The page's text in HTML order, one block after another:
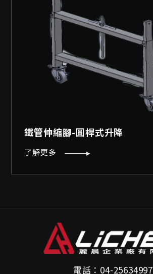
鐵管伸縮腳-圓桿式升降
了解更多
電話： 04-25634997